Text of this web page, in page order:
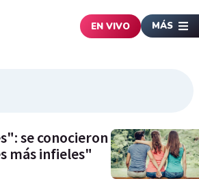
EN VIVO MÁS
se conocieron
más infieles"